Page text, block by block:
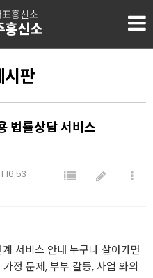
흥신소
흥신소
시판
법률상담 서비스
16:53
서비스 안내 누구나 살아가면
정 문제, 부부 갈등, 사업 와의